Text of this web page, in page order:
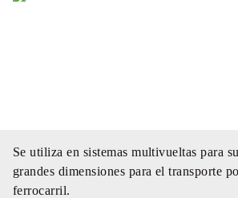
Se utiliza en sistemas multivueltas para
grandes dimensiones para el transporte
ferrocarril.